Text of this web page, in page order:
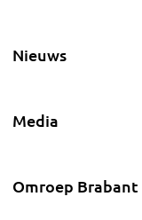
Nieuws
Media
Omroep Brabant